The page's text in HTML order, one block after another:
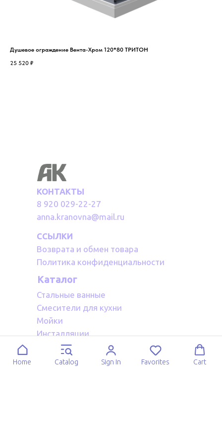
Home Catalog Sign In Favorites Cart
Душевое ограждение Вента-Хром 120*80 ТРИТОН
25 520 ₽
КОНТАКТЫ
8 920 029-22-27
anna.kranovna@mail.ru
ССЫЛКИ
Возврата и обмен товара
Политика конфиденциальности
Каталог
Стальные ванные
Смесители для кухни
Мойки
Инсталляции
Акриловые ванные
Полотенцесушители водяные